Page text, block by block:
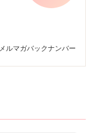
メルマガバックナンバー